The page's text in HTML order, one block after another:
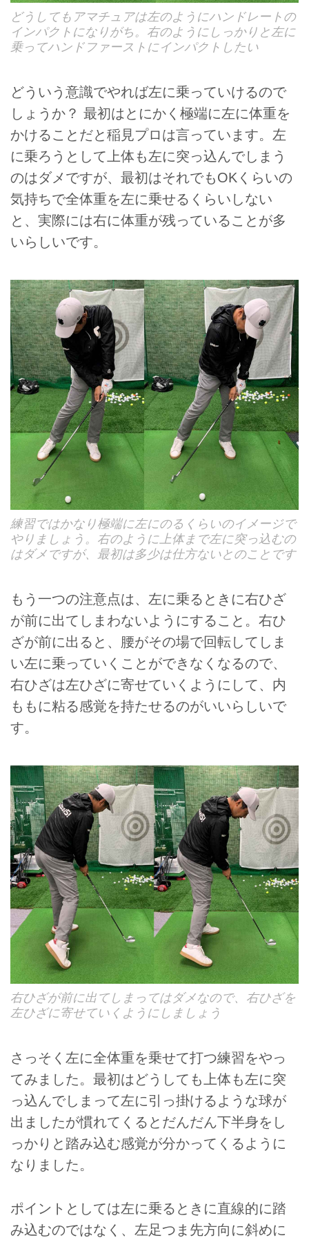
どうしてもアマチュアは左のようにハンドレートの
インパクトになりがち。右のようにしっかりと左に
乗ってハンドファーストにインパクトしたい
どういう意識でやれば左に乗っていけるので
しょうか？ 最初はとにかく極端に左に体重を
かけることだと稲見プロは言っています。左
に乗ろうとして上体も左に突っ込んでしまう
のはダメですが、最初はそれでもOKくらいの
気持ちで全体重を左に乗せるくらいしない
と、実際には右に体重が残っていることが多
いらしいです。
練習ではかなり極端に左にのるくらいのイメージで
やりましょう。右のように上体まで左に突っ込むの
はダメですが、最初は多少は仕方ないとのことです
もう一つの注意点は、左に乗るときに右ひざ
が前に出てしまわないようにすること。右ひ
ざが前に出ると、腰がその場で回転してしま
い左に乗っていくことができなくなるので、
右ひざは左ひざに寄せていくようにして、内
ももに粘る感覚を持たせるのがいいらしいで
す。
右ひざが前に出てしまってはダメなので、右ひざを
左ひざに寄せていくようにしましょう
さっそく左に全体重を乗せて打つ練習をやっ
てみました。最初はどうしても上体も左に突
っ込んでしまって左に引っ掛けるような球が
出ましたが慣れてくるとだんだん下半身をし
っかりと踏み込む感覚が分かってくるように
なりました。
ポイントとしては左に乗るときに直線的に踏
み込むのではなく、左足つま先方向に斜めに